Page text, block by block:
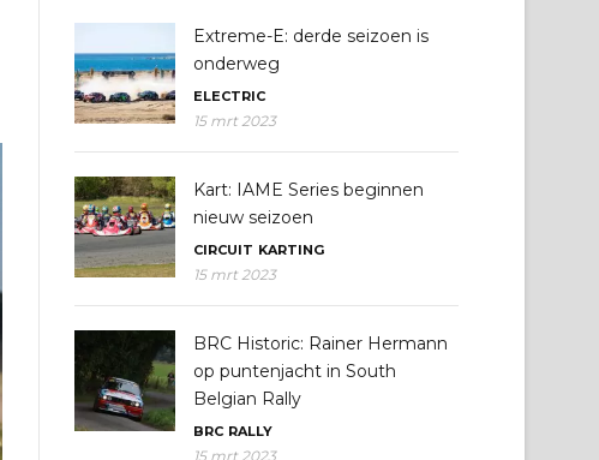
Extreme-E: derde seizoen is
onderweg
ELECTRIC
15 mrt 2023
Kart: IAME Series beginnen
nieuw seizoen
CIRCUIT KARTING
15 mrt 2023
BRC Historic: Rainer Hermann
op puntenjacht in South
Belgian Rally
BRC RALLY
15 mrt 2023